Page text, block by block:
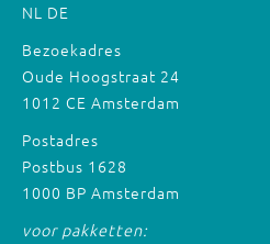
NL DE
Bezoekadres
Oude Hoogstraat 24
1012 CE Amsterdam
Postadres
Postbus 1628
1000 BP Amsterdam
voor pakketten: